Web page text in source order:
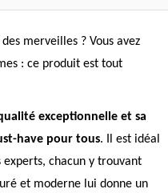
merveilles ? Vous avez
: ce produit est tout
exceptionnelle et sa
have pour tous. Il est idéal
chacun y trouvant
et moderne lui donne un